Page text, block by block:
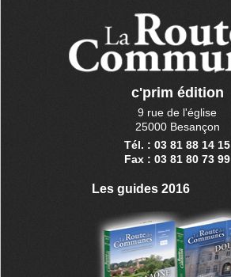
c'prim édition
9 rue de l'église
25000 Besançon
Tél. : 03 81 88 14 15
Fax : 03 81 80 73 99
Les guides 2016